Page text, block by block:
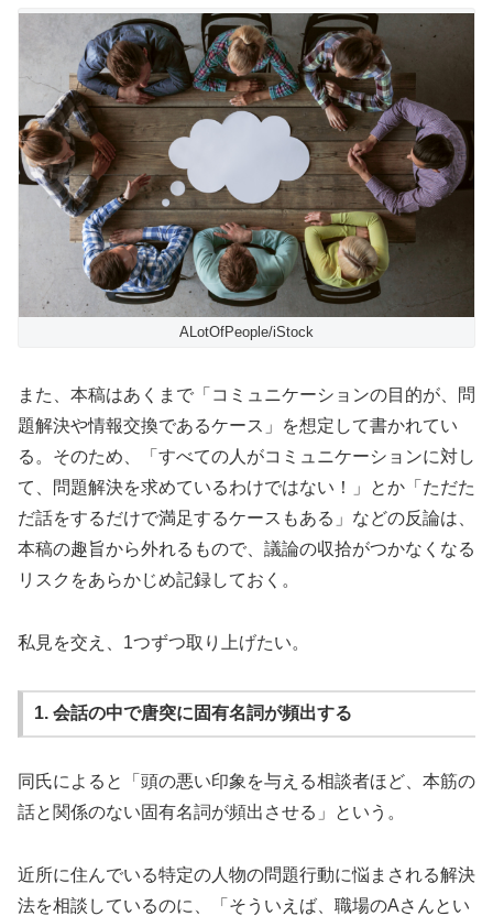
ALotOfPeople/iStock
また、本稿はあくまで「コミュニケーションの目的が、問
題解決や情報交換であるケース」を想定して書かれてい
る。そのため、「すべての人がコミュニケーションに対し
て、問題解決を求めているわけではない！」とか「ただた
だ話をするだけで満足するケースもある」などの反論は、
本稿の趣旨から外れるもので、議論の収拾がつかなくなる
リスクをあらかじめ記録しておく。
私見を交え、1つずつ取り上げたい。
1. 会話の中で唐突に固有名詞が頻出する
同氏によると「頭の悪い印象を与える相談者ほど、本筋の
話と関係のない固有名詞が頻出させる」という。
近所に住んでいる特定の人物の問題行動に悩まされる解決
法を相談しているのに、「そういえば、職場のAさんとい